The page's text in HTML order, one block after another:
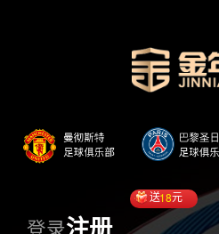
登录注册
送18元